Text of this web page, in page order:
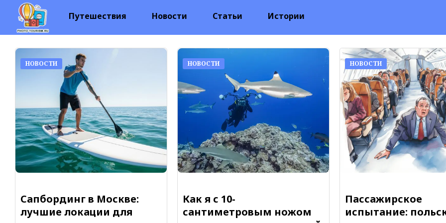
Путешествия Новости Статьи Истории
НОВОСТИ
Сапбординг в Москве:
лучшие локации для
НОВОСТИ
Как я с 10-
сантиметровым ножом
НОВОСТИ
Пассажирское
испытание: